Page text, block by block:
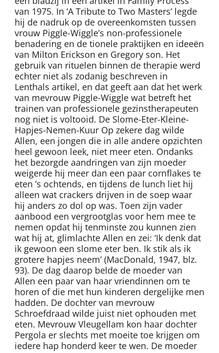
van 1975. In ‘A Tribute to Two Masters’ legde
hij de nadruk op de overeenkomsten tussen
vrouw Piggle-Wiggle’s non-professionele
benadering en de tionele praktijken en ideeën
van Milton Erickson en Gregory son. Het
gebruik van rituelen binnen de therapie werd
echter niet als zodanig beschreven in
Lenthals artikel, en dat geeft aan dat het werk
van mevrouw Piggle-Wiggle wat betreft het
trainen van professionele gezinstherapeuten
nog niet is voltooid. De Slome-Eter-Kleine-
Hapjes-Nemen-Kuur Op zekere dag wilde
Allen, een jongen die in alle andere opzichten
heel gewoon leek, niet meer eten. Ondanks
het bezorgde aandringen van zijn moeder
weigerde hij meer dan een paar cornflakes te
eten ’s ochtends, en tijdens de lunch liet hij
alleen wat crackers drijven in de soep waar
hij anders zo dol op was. Toen zijn vader
aanbood een vergrootglas voor hem mee te
nemen opdat hij tenminste zou kunnen zien
wat hij at, glimlachte Allen en zei: ‘Ik denk dat
ik gewoon een slome eter ben. Ik stik als ik
grotere hapjes neem’ (MacDonald, 1947, blz.
93). De dag daarop belde de moeder van
Allen een paar van haar vriendinnen om te
horen of die met hun kinderen dergelijke men
hadden. De dochter van mevrouw
Schroefdraad wilde juist niet ophouden met
eten. Mevrouw Vleugellam kon haar dochter
Pergola er slechts met moeite toe krijgen om
iedere hap honderd keer te wen. De moeder